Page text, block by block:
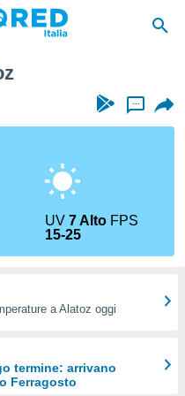
...
UV7 Alto FPS
15-25
a Alatoz oggi
termine: arrivano
Ferragosto